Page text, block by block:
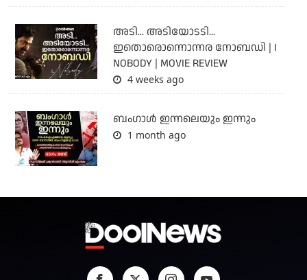
അടി... അടിയോടടി...
ഇതൊരൊന്നൊന്നര നോബഡി | I
NOBODY | MOVIE REVIEW
4 weeks ago
ബംഗാള്‍ ഇന്നലെയും ഇന്നും
1 month ago